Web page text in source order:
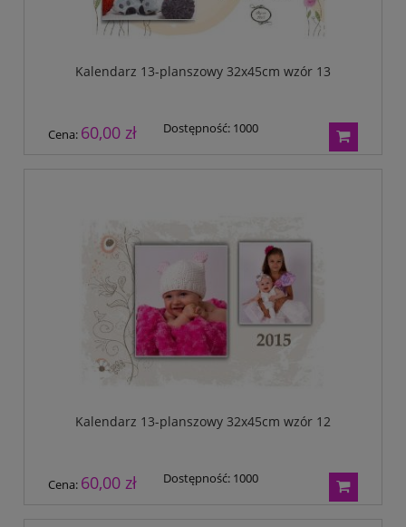
Kalendarz 13-planszowy 32x45cm wzór 13
Cena: 60,00 zł Dostępność: 1000
Kalendarz 13-planszowy 32x45cm wzór 12
Cena: 60,00 zł Dostępność: 1000